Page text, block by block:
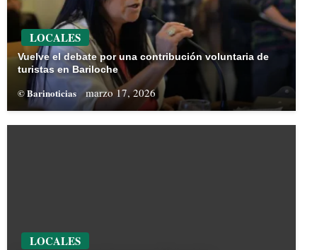
LOCALES
Vuelve el debate por una contribución voluntaria de
turistas en Bariloche
© Barinoticias marzo 17, 2026
LOCALES